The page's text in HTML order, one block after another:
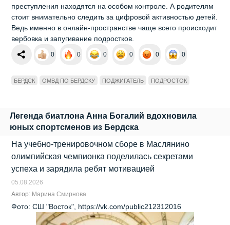
преступления находятся на особом контроле. А родителям
стоит внимательно следить за цифровой активностью детей.
Ведь именно в онлайн‑пространстве чаще всего происходит
вербовка и запугивание подростков.
0 0 0 0 0 0
БЕРДСК ОМВД ПО БЕРДСКУ ПОДЖИГАТЕЛЬ ПОДРОСТОК
Легенда биатлона Анна Богалий вдохновила
юных спортсменов из Бердска
На учебно‑тренировочном сборе в Маслянино
олимпийская чемпионка поделилась секретами
успеха и зарядила ребят мотивацией
05.08.2026
Автор: Марина Смирнова
Фото: СШ "Восток", https://vk.com/public212312016